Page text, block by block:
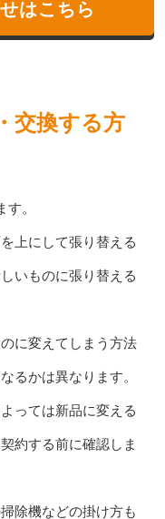
はこちら
交換する方
。
上にして張り替える
いものに張り替える
に変えてしまう方法
るかは異なります。
っては新品に変える
約する前に確認しま
除機などの掛け方も